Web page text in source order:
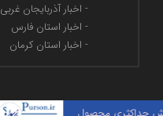
- اخبار آذربایجان غربی
- اخبار استان فارس
- اخبار استان کرمان